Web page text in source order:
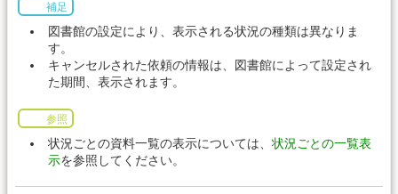
補足
図書館の設定により、表示される状況の種類は異なりま
す。
キャンセルされた依頼の情報は、図書館によって設定され
た期間、表示されます。
参照
状況ごとの資料一覧の表示については、 状況ごとの一覧表
示を参照してください。